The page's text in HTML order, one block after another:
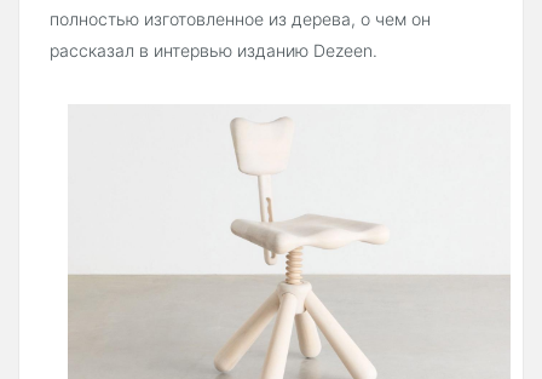
полностью изготовленное из дерева, о чем он
рассказал в интервью изданию Dezeen.